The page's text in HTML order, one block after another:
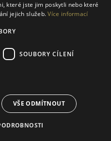
které jste jim poskytli nebo které
jejich služeb.Více informací
SOUBORY CÍLENÍ
VŠE ODMÍTNOUT